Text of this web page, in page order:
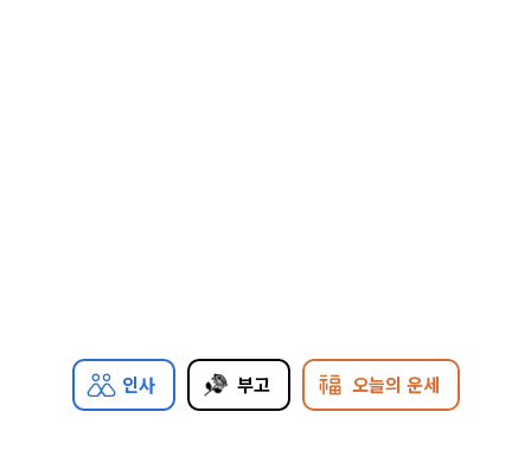
인사 부고 오늘의 운세